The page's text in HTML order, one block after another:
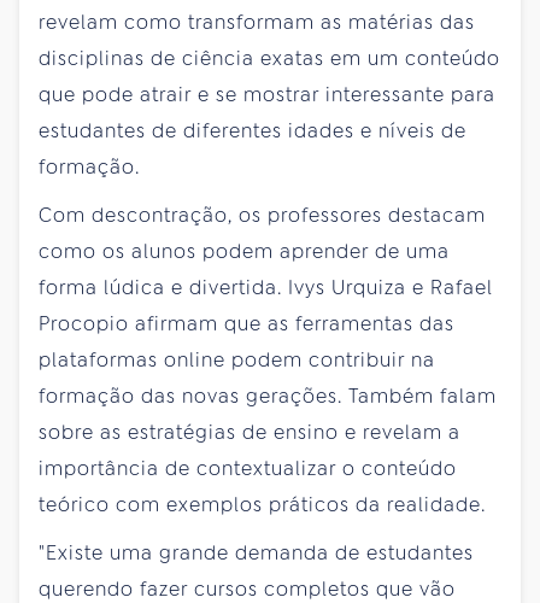
revelam como transformam as matérias das
disciplinas de ciência exatas em um conteúdo
que pode atrair e se mostrar interessante para
estudantes de diferentes idades e níveis de
formação.
Com descontração, os professores destacam
como os alunos podem aprender de uma
forma lúdica e divertida. Ivys Urquiza e Rafael
Procopio afirmam que as ferramentas das
plataformas online podem contribuir na
formação das novas gerações. Também falam
sobre as estratégias de ensino e revelam a
importância de contextualizar o conteúdo
teórico com exemplos práticos da realidade.
"Existe uma grande demanda de estudantes
querendo fazer cursos completos que vão